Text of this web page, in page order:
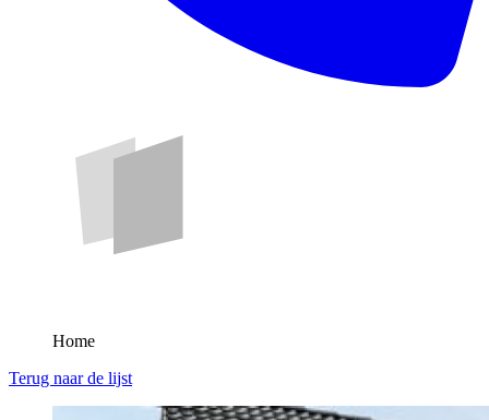
Home
Terug naar de lijst